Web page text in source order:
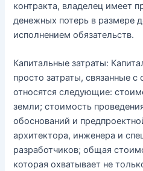
контракта, владелец имеет
денежных потерь в размере
исполнением обязательств.
Капитальные затраты:
просто затраты, связанные
относятся следующие:
земли; стоимость
обоснований и
архитектора, инженера и
разработчиков; общая
которая охватывает не